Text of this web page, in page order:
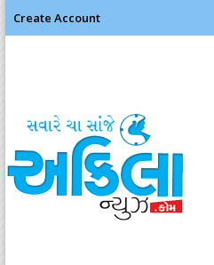
Create Account